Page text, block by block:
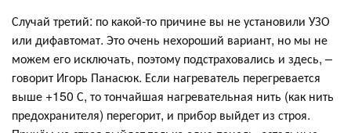
Случай третий: по какой-то причине вы не установили УЗО
или дифавтомат. Это очень нехороший вариант, но мы не
можем его исключать, поэтому подстраховались и здесь, –
говорит Игорь Панасюк. Если нагреватель перегревается
выше +150 С, то тончайшая нагревательная нить (как нить
предохранителя) перегорит, и прибор выйдет из строя.